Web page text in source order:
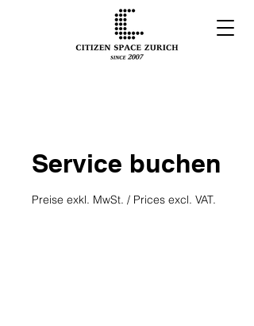
Service buchen
Preise exkl. MwSt. / Prices excl. VAT.